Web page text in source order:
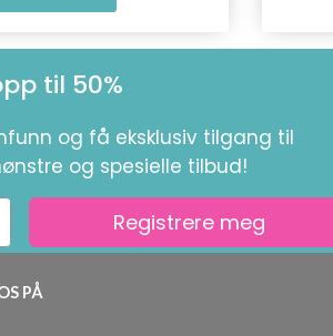
til 50%
og få eksklusiv tilgang til
og spesielle tilbud!
Registrere meg
PÅ